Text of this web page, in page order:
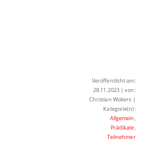
Veröffentlicht am:
28.11.2023 | von:
Christian Wolters |
Kategorie(n):
Allgemein,
Prädikate,
Teilnehmer